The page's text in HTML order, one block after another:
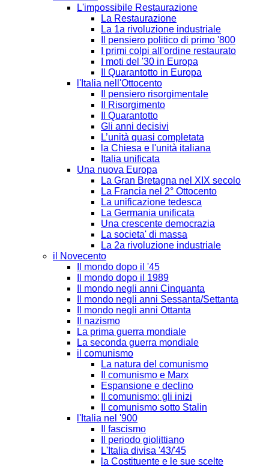
L'impossibile Restaurazione
La Restaurazione
La 1a rivoluzione industriale
Il pensiero politico di primo '800
I primi colpi all'ordine restaurato
I moti del '30 in Europa
Il Quarantotto in Europa
l'Italia nell'Ottocento
Il pensiero risorgimentale
Il Risorgimento
Il Quarantotto
Gli anni decisivi
L’unità quasi completata
la Chiesa e l'unità italiana
Italia unificata
Una nuova Europa
La Gran Bretagna nel XIX secolo
La Francia nel 2° Ottocento
La unificazione tedesca
La Germania unificata
Una crescente democrazia
La societa' di massa
La 2a rivoluzione industriale
il Novecento
Il mondo dopo il '45
Il mondo dopo il 1989
Il mondo negli anni Cinquanta
Il mondo negli anni Sessanta/Settanta
Il mondo negli anni Ottanta
Il nazismo
La prima guerra mondiale
La seconda guerra mondiale
il comunismo
La natura del comunismo
Il comunismo e Marx
Espansione e declino
Il comunismo: gli inizi
Il comunismo sotto Stalin
l'Italia nel '900
Il fascismo
Il periodo giolittiano
L'Italia divisa '43/'45
la Costituente e le sue scelte